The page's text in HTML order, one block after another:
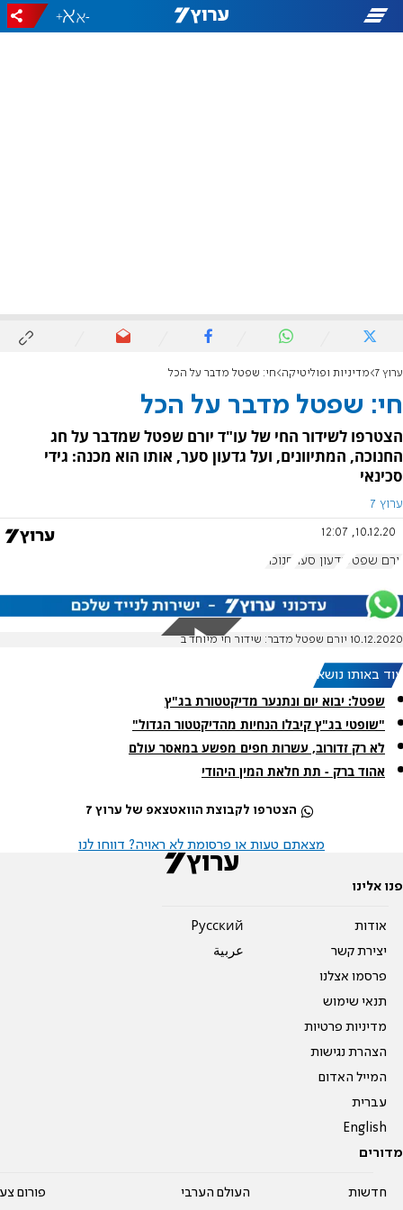
-
+
ערוץ 7 מדיניות ופוליטיקה חי: שפטל מדבר על הכל
חי: שפטל מדבר על הכל
הצטרפו לשידור החי של עו"ד יורם שפטל שמדבר על חג
החנוכה, המתיוונים, ועל גדעון סער, אותו הוא מכנה: גידי
סכינאי
ערוץ 7
10.12.20, 12:07
יורם שפטל גדעון סער חנוכה
10.12.2020 יורם שפטל מדבר: שידור חי מיוחד ב
עוד באותו נושא:
שפטל: יבוא יום ונתנער מדיקטטורת בג"ץ
"שופטי בג"ץ קיבלו הנחיות מהדיקטטור הגדול"
לא רק זדורוב, עשרות חפים מפשע במאסר עולם
אהוד ברק - תת חלאת המין היהודי
הצטרפו לקבוצת הוואטצאפ של ערוץ 7
מצאתם טעות או פרסומת לא ראויה? דווחו לנו
פנו אלינו
אודות
יצירת קשר
פרסמו אצלנו
תנאי שימוש
מדיניות פרטיות
הצהרת נגישות
המייל האדום
עברית
English
Pусский
عربية
מדורים
חדשות העולם הערבי פורום